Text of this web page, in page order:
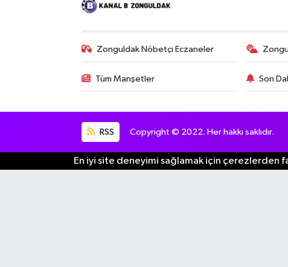
Zonguldak Nöbetçi Eczaneler
Tüm Manşetler Son
RSS Copyright © 2022. Her hakkı saklıdır.
En iyi site deneyimi sağlamak için çerezlerden